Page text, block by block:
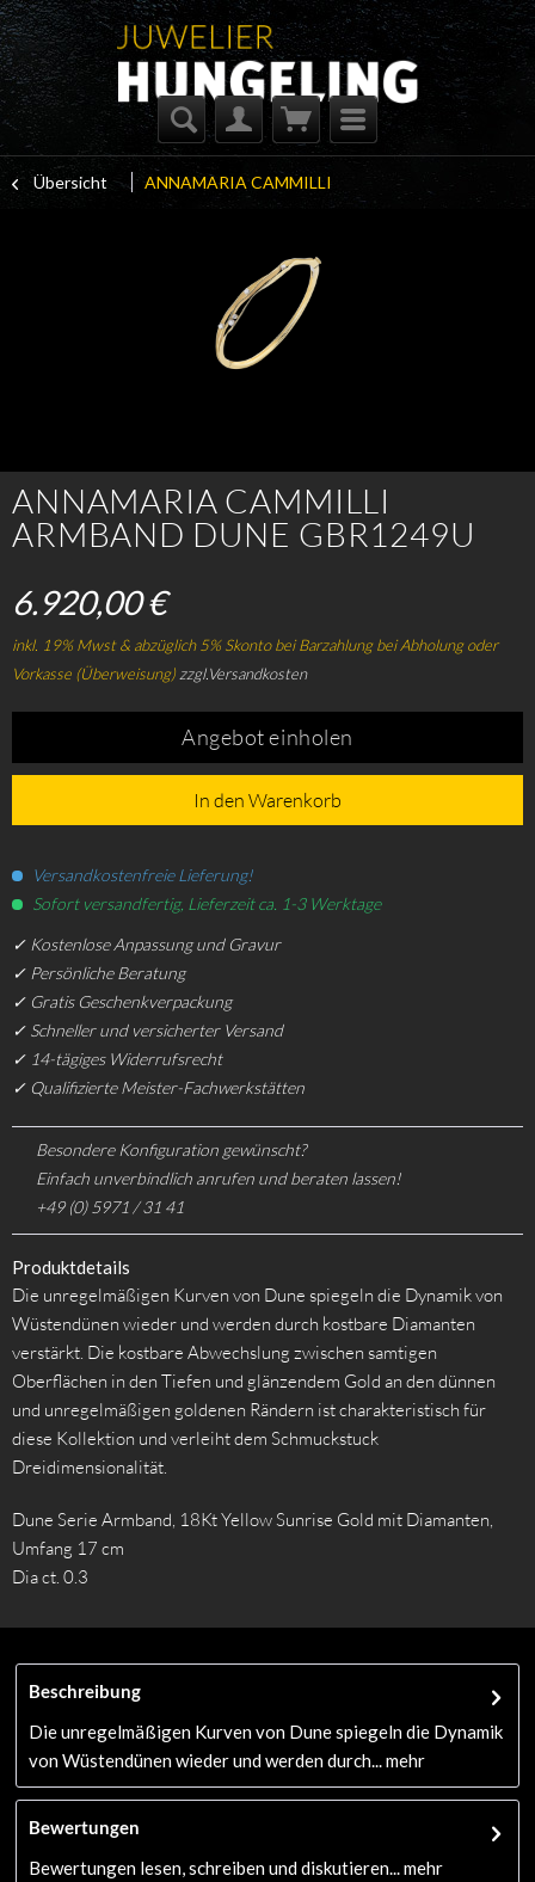
Übersicht ANNAMARIA CAMMILLI
ANNAMARIA CAMMILLI
ARMBAND DUNE GBR1249U
6.920,00 €
inkl. 19% Mwst & abzüglich 5% Skonto bei Barzahlung bei Abholung oder
Vorkasse (Überweisung)zzgl.Versandkosten
Angebot einholen
In den Warenkorb
Versandkostenfreie Lieferung!
Sofort versandfertig, Lieferzeit ca. 1-3 Werktage
✓ Kostenlose Anpassung und Gravur
✓ Persönliche Beratung
✓ Gratis Geschenkverpackung
✓ Schneller und versicherter Versand
✓ 14-tägiges Widerrufsrecht
✓ Qualifizierte Meister-Fachwerkstätten
Besondere Konfiguration gewünscht?
Einfach unverbindlich anrufen und beraten lassen!
+49 (0) 5971 / 31 41
Produktdetails
Die unregelmäßigen Kurven von Dune spiegeln die Dynamik von
Wüstendünen wieder und werden durch kostbare Diamanten
verstärkt. Die kostbare Abwechslung zwischen samtigen
Oberflächen in den Tiefen und glänzendem Gold an den dünnen
und unregelmäßigen goldenen Rändern ist charakteristisch für
diese Kollektion und verleiht dem Schmuckstuck
Dreidimensionalität.
Dune Serie Armband, 18Kt Yellow Sunrise Gold mit Diamanten,
Umfang 17 cm
Dia ct. 0.3
Beschreibung
Die unregelmäßigen Kurven von Dune spiegeln die Dynamik
von Wüstendünen wieder und werden durch...
mehr
Bewertungen
Bewertungen lesen, schreiben und diskutieren...
mehr